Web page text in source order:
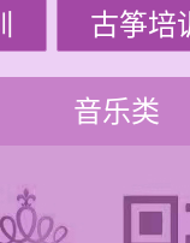
古筝培
音乐类